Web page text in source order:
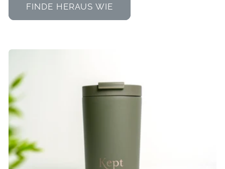
FINDE HERAUS WIE